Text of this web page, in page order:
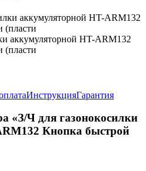
аккумуляторной HT-ARM132
(пласти
ИнструкцияГарантия
«З/Ч для газонокосилки
Кнопка быстрой